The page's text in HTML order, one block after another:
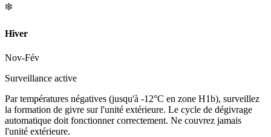
❄️
Hiver
Nov-Fév
Surveillance active
Par températures négatives (jusqu'à -12°C en zone H1b), surveillez
la formation de givre sur l'unité extérieure. Le cycle de dégivrage
automatique doit fonctionner correctement. Ne couvrez jamais
l'unité extérieure.